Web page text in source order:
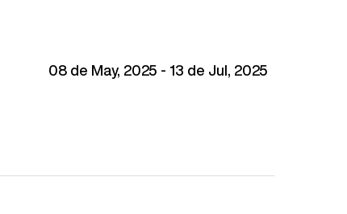
08 de May, 2025 - 13 de Jul, 2025